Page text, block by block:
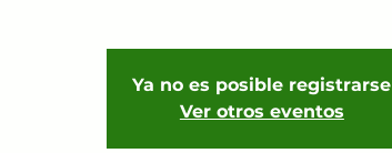
Ya no es posible registrarse
Ver otros eventos